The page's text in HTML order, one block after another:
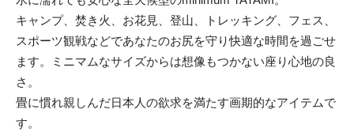
キャンプ、焚き火、お花見、登山、トレッキング、フェス、
スポーツ観戦などであなたのお尻を守り快適な時間を過ごせ
ます。ミニマムなサイズからは想像もつかない座り心地の良
さ。
畳に慣れ親しんだ日本人の欲求を満たす画期的なアイテムで
す。